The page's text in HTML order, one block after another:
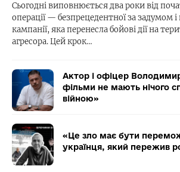
Сьогодні виповнюється два роки від
операції — безпрецедентної за задумом
кампанії, яка перенесла бойові дії на
агресора. Цей крок…
Актор і офіцер
фільми не мають нічого
війною»
«Це зло має бути
українця, який пережив